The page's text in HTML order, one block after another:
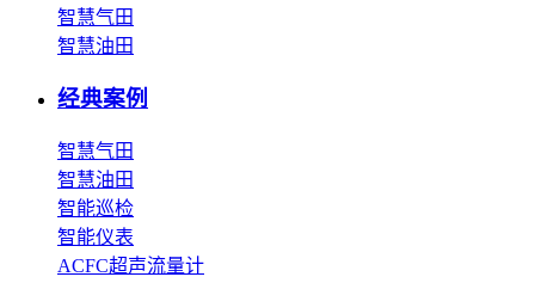
智慧气田
智慧油田
经典案例
智慧气田
智慧油田
智能巡检
智能仪表
ACFC超声流量计